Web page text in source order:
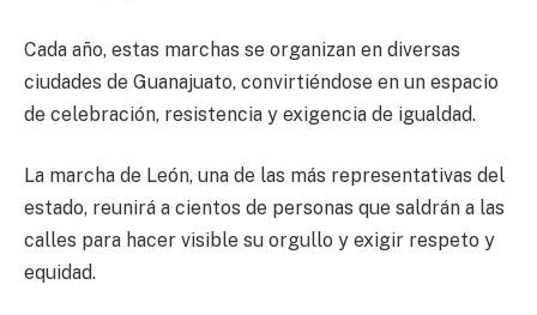
Cada año, estas marchas se organizan en diversas
ciudades de Guanajuato, convirtiéndose en un espacio
de celebración, resistencia y exigencia de igualdad.
La marcha de León, una de las más representativas del
estado, reunirá a cientos de personas que saldrán a las
calles para hacer visible su orgullo y exigir respeto y
equidad.